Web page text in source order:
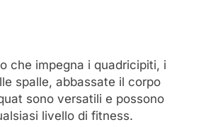
che impegna i quadricipiti, i
spalle, abbassate il corpo
sono versatili e possono
livello di fitness.